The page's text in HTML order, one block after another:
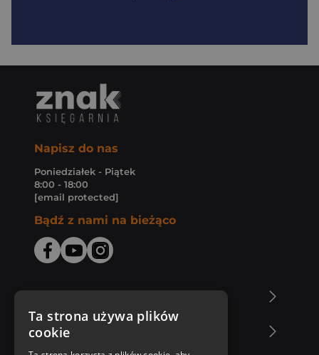
Napisz do nas
Poniedziałek - Piątek
8:00 - 18:00
[email protected]
Bądź z nami na bieżąco
Zakupy u nas
Ta strona używa plików
cookie